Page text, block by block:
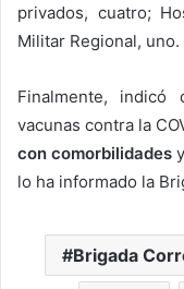
privados, cuatro;
Militar Regional, uno.
Finalmente,
vacunas contra la
con comorbilidades
lo ha informado la
Brigada